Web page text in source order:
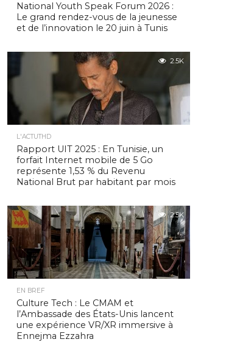
National Youth Speak Forum 2026 :
Le grand rendez-vous de la jeunesse
et de l’innovation le 20 juin à Tunis
2.5K
L'ACTUTHD
Rapport UIT 2025 : En Tunisie, un
forfait Internet mobile de 5 Go
représente 1,53 % du Revenu
National Brut par habitant par mois
2.5K
EN BREF
Culture Tech : Le CMAM et
l’Ambassade des États-Unis lancent
une expérience VR/XR immersive à
Ennejma Ezzahra